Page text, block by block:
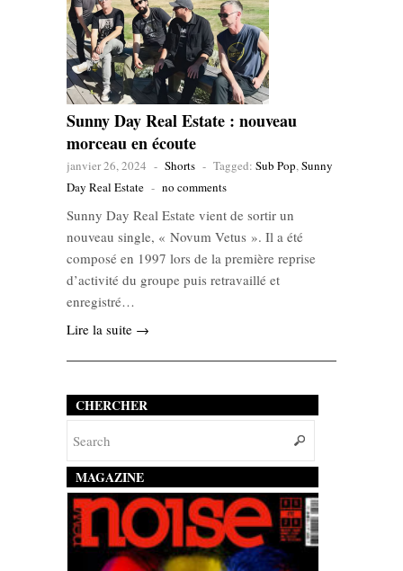
Sunny Day Real Estate : nouveau
morceau en écoute
janvier 26, 2024 - Shorts - Tagged: Sub Pop,Sunny
Day Real Estate - no comments
Sunny Day Real Estate vient de sortir un
nouveau single, « Novum Vetus ». Il a été
composé en 1997 lors de la première reprise
d’activité du groupe puis retravaillé et
enregistré…
Lire la suite →
CHERCHER
MAGAZINE